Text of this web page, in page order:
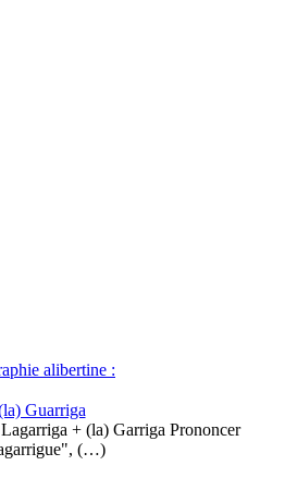
alibertine :
Guarriga
+ (la) Garriga Prononcer
(…)